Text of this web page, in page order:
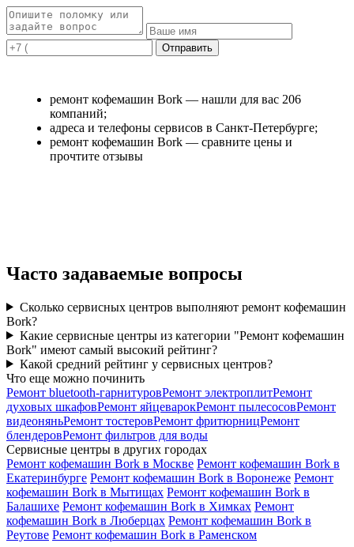
ремонт кофемашин Bork — нашли для вас 206
компаний;
адреса и телефоны сервисов в Санкт-Петербурге;
ремонт кофемашин Bork — сравните цены и
прочтите отзывы
Часто задаваемые вопросы
Сколько сервисных центров выполняют ремонт кофемашин
Bork?
Какие сервисные центры из категории "Ремонт кофемашин
Bork" имеют самый высокий рейтинг?
Какой средний рейтинг у сервисных центров?
Что еще можно починить
Ремонт bluetooth-гарнитуровРемонт электроплитРемонт
духовых шкафовРемонт яйцеварокРемонт пылесосовРемонт
видеоняньРемонт тостеровРемонт фритюрницРемонт
блендеровРемонт фильтров для воды
Сервисные центры в других городах
Ремонт кофемашин Bork в Москве Ремонт кофемашин Bork в
Екатеринбурге Ремонт кофемашин Bork в Воронеже Ремонт
кофемашин Bork в Мытищах Ремонт кофемашин Bork в
Балашихе Ремонт кофемашин Bork в Химках Ремонт
кофемашин Bork в Люберцах Ремонт кофемашин Bork в
Реутове Ремонт кофемашин Bork в Раменском